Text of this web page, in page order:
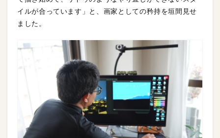
イルが合っています」と、画家としての矜持を垣間見せ
ました。